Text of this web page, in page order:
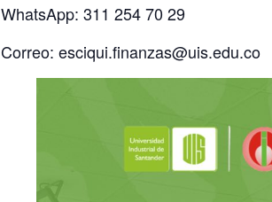
WhatsApp: 311 254 70 29
Correo: esciqui.finanzas@uis.edu.co